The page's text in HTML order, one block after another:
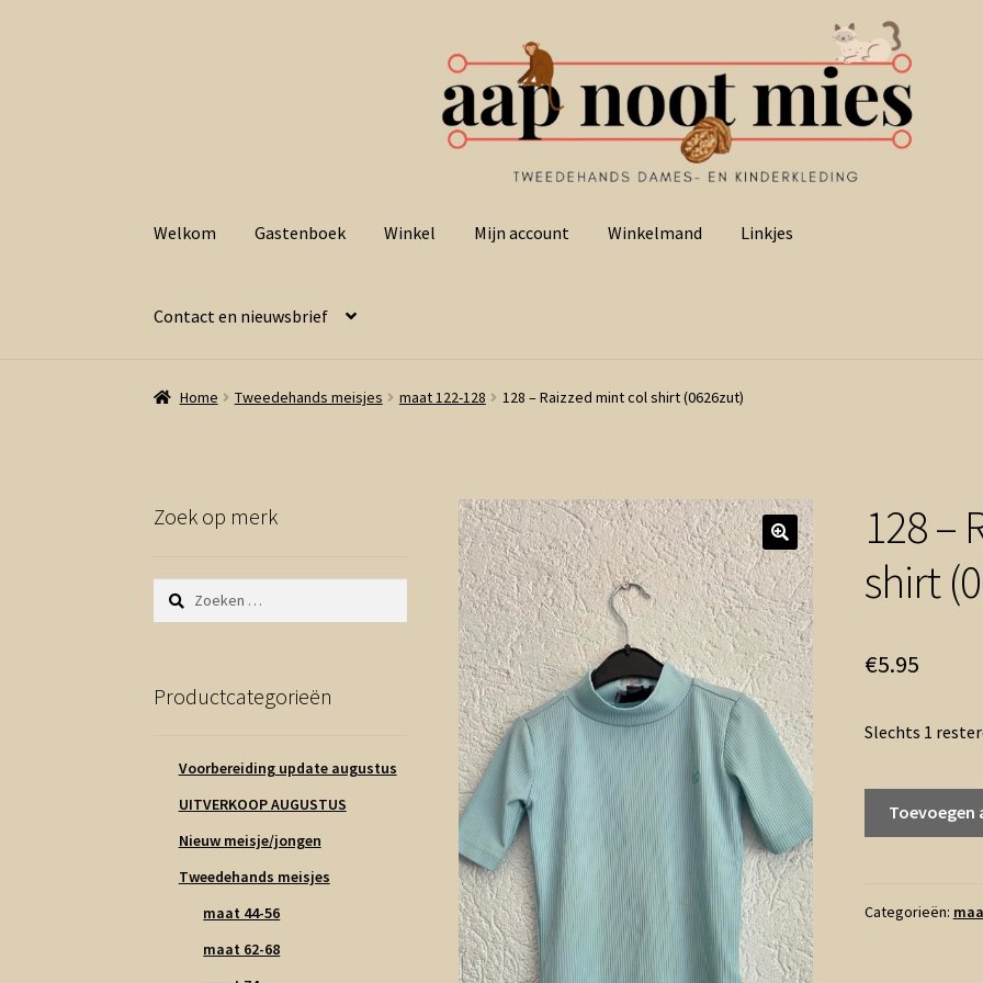
door
naar
Welkom Gastenboek Winkel Mijn account Winkelmand Linkjes
Contact en nieuwsbrief
Home Tweedehands meisjes maat 122-128 128 – Raizzed mint col shirt (0626zut)
128 –
shirt
€5.95
Slechts 1
col
Toevoegen
Categorieën:
Zoek op merk
Zoeken
naar:
Productcategorieën
Voorbereiding update augustus
UITVERKOOP AUGUSTUS
Nieuw meisje/jongen
Tweedehands meisjes
maat 44-56
maat 62-68